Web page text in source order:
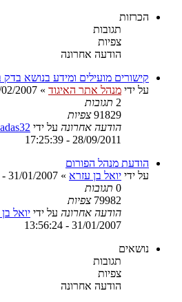
הכרזות
תגובות
צפיות
הודעה אחרונה
קישורים מועילים ומידע בנושא בדק
על ידי מנהל אתר האיגוד »
2007 - 21:19:59
2 תגובות
91829 צפיות
הודעה אחרונה על ידי
28/09/2011 - 17:25:39
הודעת מנהל הפורום
על ידי יואל בן עזרא »
31/01/2007 - 13:56:24
0 תגובות
79982 צפיות
הודעה אחרונה על ידי יואל
31/01/2007 - 13:56:24
נושאים
תגובות
צפיות
הודעה אחרונה